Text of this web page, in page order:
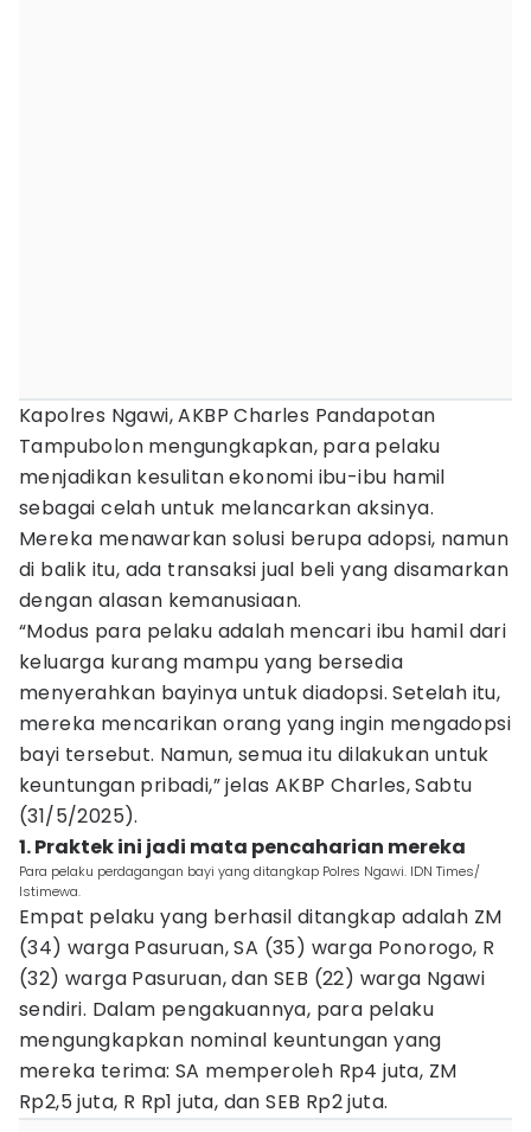
Kapolres Ngawi, AKBP Charles Pandapotan
Tampubolon mengungkapkan, para pelaku
menjadikan kesulitan ekonomi ibu-ibu hamil
sebagai celah untuk melancarkan aksinya.
Mereka menawarkan solusi berupa adopsi, namun
di balik itu, ada transaksi jual beli yang disamarkan
dengan alasan kemanusiaan.
“Modus para pelaku adalah mencari ibu hamil dari
keluarga kurang mampu yang bersedia
menyerahkan bayinya untuk diadopsi. Setelah itu,
mereka mencarikan orang yang ingin mengadopsi
bayi tersebut. Namun, semua itu dilakukan untuk
keuntungan pribadi,” jelas AKBP Charles, Sabtu
(31/5/2025).
1. Praktek ini jadi mata pencaharian mereka
Para pelaku perdagangan bayi yang ditangkap Polres Ngawi. IDN Times/
Istimewa.
Empat pelaku yang berhasil ditangkap adalah ZM
(34) warga Pasuruan, SA (35) warga Ponorogo, R
(32) warga Pasuruan, dan SEB (22) warga Ngawi
sendiri. Dalam pengakuannya, para pelaku
mengungkapkan nominal keuntungan yang
mereka terima: SA memperoleh Rp4 juta, ZM
Rp2,5 juta, R Rp1 juta, dan SEB Rp2 juta.